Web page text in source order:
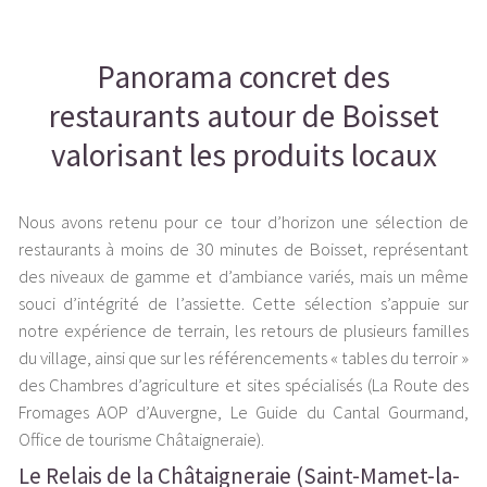
Panorama concret des
restaurants autour de Boisset
valorisant les produits locaux
Nous avons retenu pour ce tour d’horizon une sélection de
restaurants à moins de 30 minutes de Boisset, représentant
des niveaux de gamme et d’ambiance variés, mais un même
souci d’intégrité de l’assiette. Cette sélection s’appuie sur
notre expérience de terrain, les retours de plusieurs familles
du village, ainsi que sur les référencements « tables du terroir »
des Chambres d’agriculture et sites spécialisés (La Route des
Fromages AOP d’Auvergne, Le Guide du Cantal Gourmand,
Office de tourisme Châtaigneraie).
Le Relais de la Châtaigneraie (Saint-Mamet-la-